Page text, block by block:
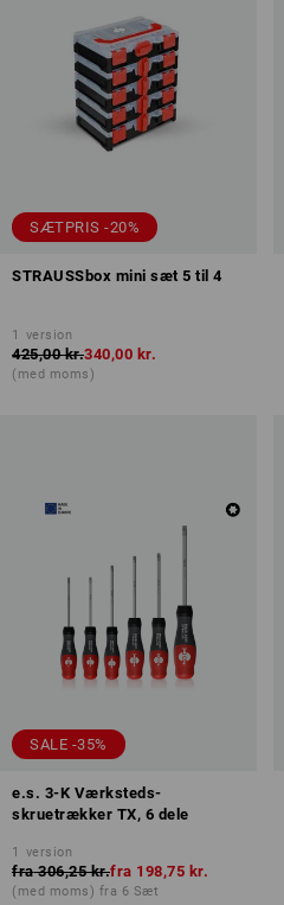
SÆTPRIS -20%
STRAUSSbox mini sæt 5 til 4
1 version
425,00 kr.340,00 kr.
(med moms)
SALE -35%
e.s. 3-K Værksteds-
skruetrækker TX, 6 dele
1 version
fra 306,25 kr.fra 198,75 kr.
(med moms) fra 6 Sæt